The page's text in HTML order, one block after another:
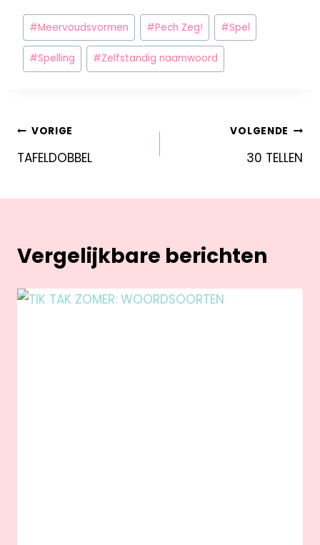
#Meervoudsvormen #Pech Zeg! #Spel
#Spelling #Zelfstandig naamwoord
VORIGE
TAFELDOBBEL
VOLGENDE
30 TELLEN
Vergelijkbare berichten